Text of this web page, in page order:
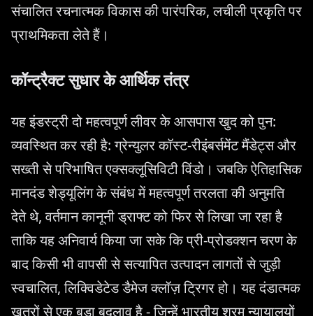
संचालित रचनात्मक विकास की पारंपरिक, लचीली प्रकृति पर
प्राथमिकता लेते हैं।
कॉन्ट्रैक्ट सुधार के आर्थिक तंत्र
यह इंडस्ट्री दो महत्वपूर्ण लीवर के आसपास खुद को पुन:
व्यवस्थित कर रही है: ग्रेन्युलर कॉस्ट-रीइंबर्समेंट मैंडेट्स और
सख्ती से परिभाषित एक्सक्लूसिविटी विंडो। जबकि ऐतिहासिक
मानदंड शेड्यूलिंग के संबंध में महत्वपूर्ण तरलता की अनुमति
देते थे, वर्तमान कानूनी ड्राफ्ट को फिर से लिखा जा रहा है
ताकि यह अनिवार्य किया जा सके कि प्री-प्रोडक्शन चरण के
बाद किसी भी वापसी से सत्यापित उत्पादन लागतों से जुड़ी
स्वचालित, लिक्विडेटेड डैमेज क्लॉज़ ट्रिगर हो। यह दंडात्मक
खतरों से एक बड़ा बदलाव है - जिन्हें भारतीय श्रम न्यायालयों